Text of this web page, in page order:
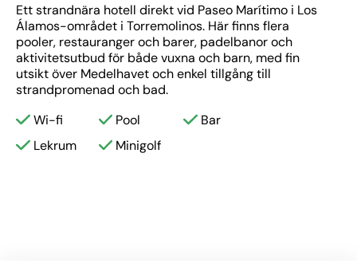
Ett strandnära hotell direkt vid Paseo Marítimo i Los
Álamos-området i Torremolinos. Här finns flera
pooler, restauranger och barer, padelbanor och
aktivitetsutbud för både vuxna och barn, med fin
utsikt över Medelhavet och enkel tillgång till
strandpromenad och bad.
Wi-fi
Pool
Bar
Lekrum
Minigolf